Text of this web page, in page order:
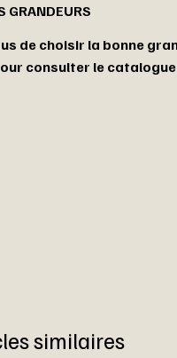
GRANDEURS
de choisir la bonne
consulter le
similaires